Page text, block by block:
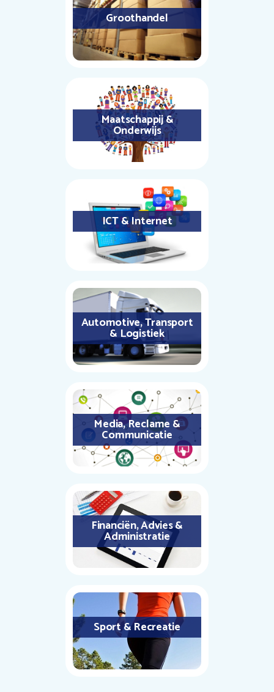
Groothandel
Maatschappij &
Onderwijs
ICT & Internet
Automotive, Transport
& Logistiek
Media, Reclame &
Communicatie
Financiën, Advies &
Administratie
Sport & Recreatie